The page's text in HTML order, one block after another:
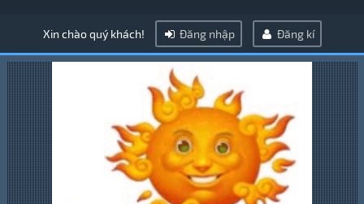
Xin chào quý khách! Đăng nhập Đăng kí